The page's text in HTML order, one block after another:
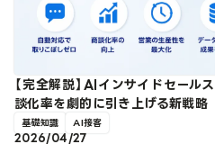
【完全解説】AIインサイドセール
談化率を劇的に引き上げる新戦略
基礎知識 AI接客
2026/04/27